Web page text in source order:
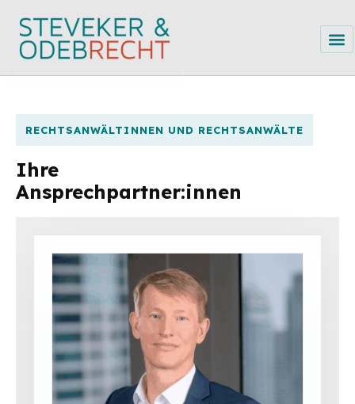
RECHTSANWÄLTINNEN UND RECHTSANWÄLTE
Ihre
Ansprechpartner:innen